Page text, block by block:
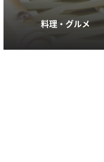
料理・グルメ